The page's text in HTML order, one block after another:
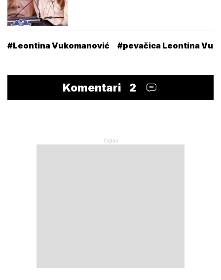
#Leontina Vukomanović #pevačica Leontina
Komentari 2